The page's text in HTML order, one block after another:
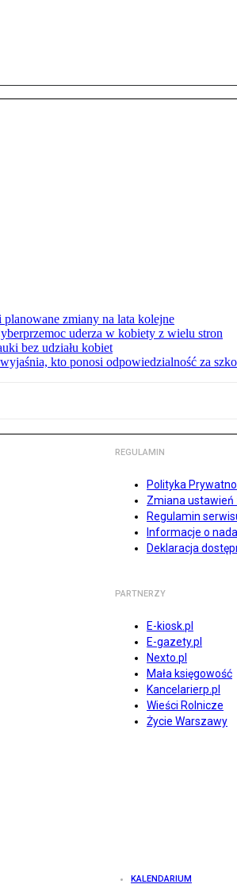
zmiany na lata kolejne
uderza w kobiety z wielu stron
bez udziału kobiet
kto ponosi odpowiedzialność za
REGULAMIN
Polityka
Zmiana ustawień
Regulamin
Informacje o
Deklaracja
PARTNERZY
E-kiosk.pl
E-gazety.pl
Nexto.pl
Mała księgowość
Kancelarierp.pl
Wieści Rolnicze
Życie Warszawy
KALENDARIUM